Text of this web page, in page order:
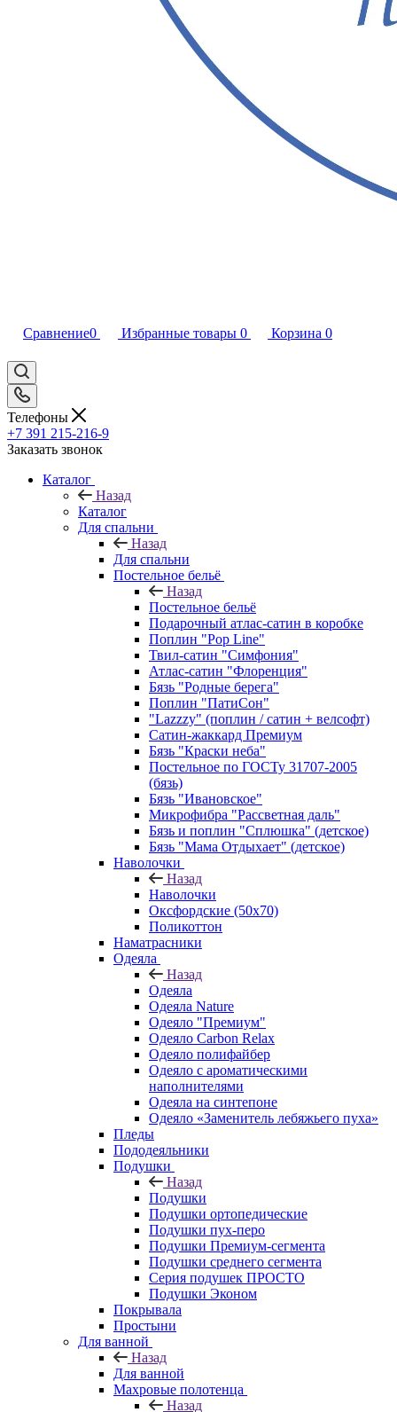
Сравнение0 Избранные товары 0 Корзина 0
Телефоны
+7 391 215-216-9
Заказать звонок
Каталог
Назад
Каталог
Для спальни
Назад
Для спальни
Постельное бельё
Назад
Постельное бельё
Подарочный атлас-сатин в коробке
Поплин "Pop Line"
Твил-сатин "Симфония"
Атлас-сатин "Флоренция"
Бязь "Родные берега"
Поплин "ПатиСон"
"Lazzzy" (поплин / сатин + велсофт)
Сатин-жаккард Премиум
Бязь "Краски неба"
Постельное по ГОСТу 31707-2005
(бязь)
Бязь "Ивановское"
Микрофибра "Рассветная даль"
Бязь и поплин "Сплюшка" (детское)
Бязь "Мама Отдыхает" (детское)
Наволочки
Назад
Наволочки
Оксфордские (50х70)
Поликоттон
Наматрасники
Одеяла
Назад
Одеяла
Одеяла Nature
Одеяло "Премиум"
Одеяло Carbon Relax
Одеяло полифайбер
Одеяло с ароматическими
наполнителями
Одеяла на синтепоне
Одеяло «Заменитель лебяжьего пуха»
Пледы
Пододеяльники
Подушки
Назад
Подушки
Подушки ортопедические
Подушки пух-перо
Подушки Премиум-сегмента
Подушки среднего сегмента
Серия подушек ПРОСТО
Подушки Эконом
Покрывала
Простыни
Для ванной
Назад
Для ванной
Махровые полотенца
Назад